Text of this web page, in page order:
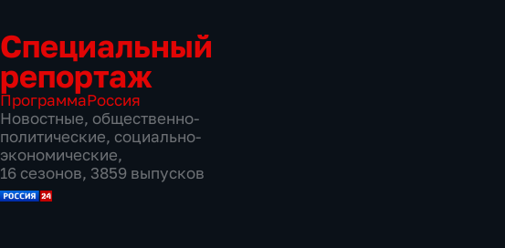
Специальный
репортаж
ПрограммаРоссия
Новостные, общественно-
политические, социально-
экономические,
16 сезонов, 3859 выпусков